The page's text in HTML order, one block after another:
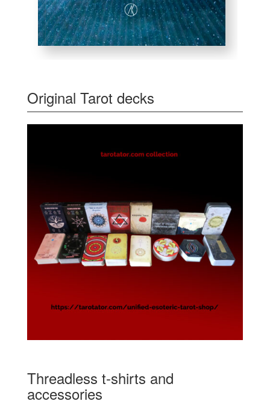
Original Tarot decks
Threadless t-shirts and
accessories